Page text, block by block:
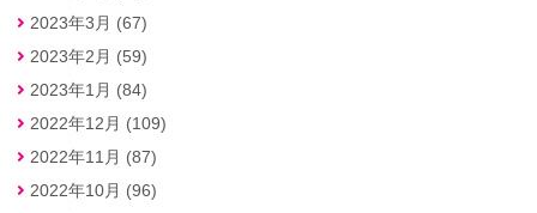
2023年3月 (67)
2023年2月 (59)
2023年1月 (84)
2022年12月 (109)
2022年11月 (87)
2022年10月 (96)